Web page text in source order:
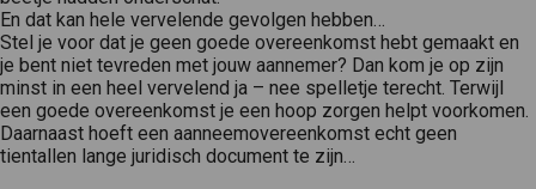
En dat kan hele vervelende gevolgen hebben…
Stel je voor dat je geen goede overeenkomst hebt gemaakt en
je bent niet tevreden met jouw aannemer? Dan kom je op zijn
minst in een heel vervelend ja – nee spelletje terecht. Terwijl
een goede overeenkomst je een hoop zorgen helpt voorkomen.
Daarnaast hoeft een aanneemovereenkomst echt geen
tientallen lange juridisch document te zijn…